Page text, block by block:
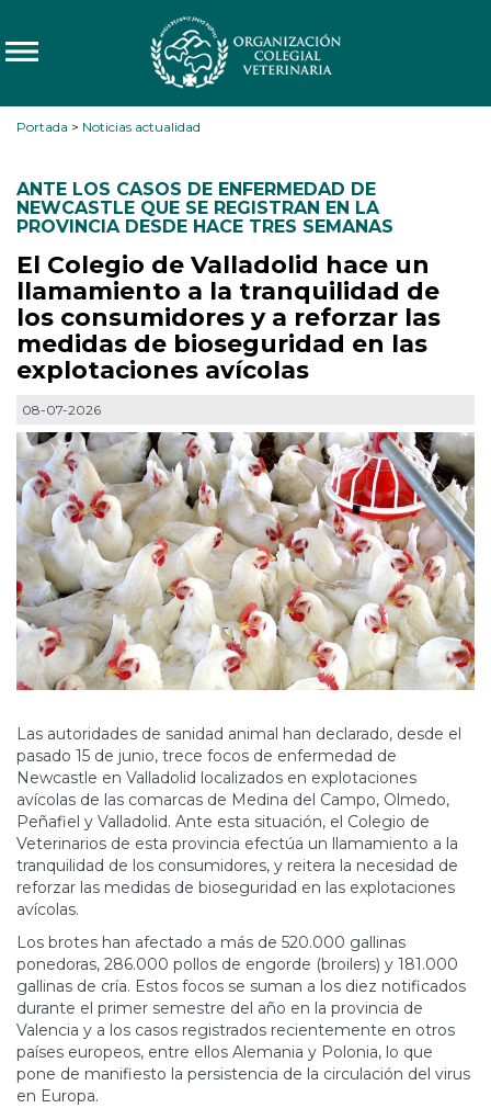
Portada > Noticias actualidad
ANTE LOS CASOS DE ENFERMEDAD DE
NEWCASTLE QUE SE REGISTRAN EN LA
PROVINCIA DESDE HACE TRES SEMANAS
El Colegio de Valladolid hace un
llamamiento a la tranquilidad de
los consumidores y a reforzar las
medidas de bioseguridad en las
explotaciones avícolas
08-07-2026
Las autoridades de sanidad animal han declarado, desde el
pasado 15 de junio, trece focos de enfermedad de
Newcastle en Valladolid localizados en explotaciones
avícolas de las comarcas de Medina del Campo, Olmedo,
Peñafiel y Valladolid. Ante esta situación, el Colegio de
Veterinarios de esta provincia efectúa un llamamiento a la
tranquilidad de los consumidores, y reitera la necesidad de
reforzar las medidas de bioseguridad en las explotaciones
avícolas.
Los brotes han afectado a más de 520.000 gallinas
ponedoras, 286.000 pollos de engorde (broilers) y 181.000
gallinas de cría. Estos focos se suman a los diez notificados
durante el primer semestre del año en la provincia de
Valencia y a los casos registrados recientemente en otros
países europeos, entre ellos Alemania y Polonia, lo que
pone de manifiesto la persistencia de la circulación del virus
en Europa.